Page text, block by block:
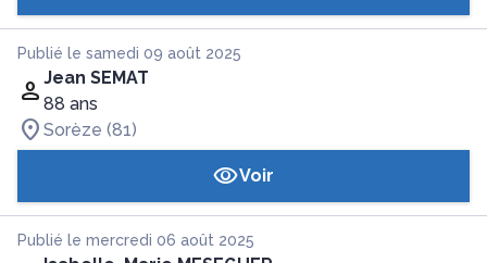
Publié le samedi 09 août 2025
Jean SEMAT
88 ans
Sorèze (81)
Voir
Publié le mercredi 06 août 2025